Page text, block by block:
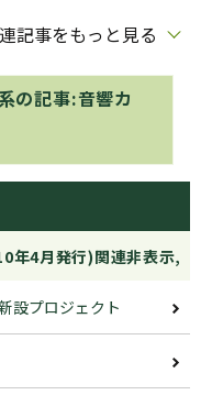
記事をもっと見る
の記事:音響カ
年4月発行)関連非表示,
設プロジェクト